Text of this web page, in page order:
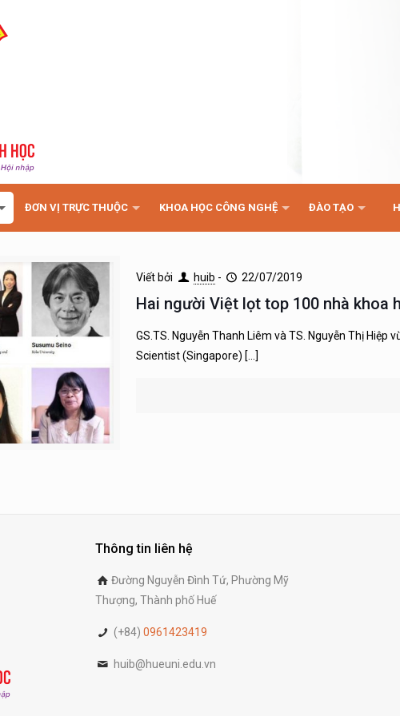
ĐƠN VỊ TRỰC THUỘC KHOA HỌC CÔNG NGHỆ ĐÀO TẠO
Viết bởi huib - 22/07/2019
Hai người Việt lọt top 100 nhà khoa
GS.TS. Nguyễn Thanh Liêm và TS. Nguyễn Thị Hiệp
Scientist (Singapore) […]
Thông tin liên hệ
Đường Nguyễn Đình Tứ, Phường Mỹ
Thượng, Thành phố Huế
(+84) 0961423419
huib@hueuni.edu.vn